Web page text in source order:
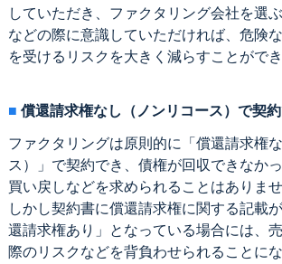
していただき、ファクタリング会社を選
などの際に意識していただければ、危険
を受けるリスクを大きく減らすことができ
償還請求権なし（ノンリコース）で契
ファクタリングは原則的に「償還請求権
ス）」で契約でき、債権が回収できなか
買い戻しなどを求められることはありませ
しかし契約書に償還請求権に関する記載
還請求権あり」となっている場合には、
際のリスクなどを背負わせられることに